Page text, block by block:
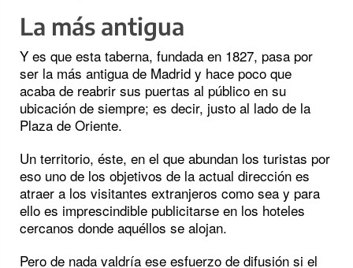
La más antigua
Y es que esta taberna, fundada en 1827, pasa por
ser la más antigua de Madrid y hace poco que
acaba de reabrir sus puertas al público en su
ubicación de siempre; es decir, justo al lado de la
Plaza de Oriente.
Un territorio, éste, en el que abundan los turistas por
eso uno de los objetivos de la actual dirección es
atraer a los visitantes extranjeros como sea y para
ello es imprescindible publicitarse en los hoteles
cercanos donde aquéllos se alojan.
Pero de nada valdría ese esfuerzo de difusión si el